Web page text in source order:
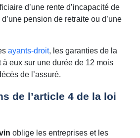
d’une rente d’incapacité de
pension de retraite ou d’une
ayants-droit, les garanties de la
à eux sur une durée de 12 mois
de l’assuré.
de l’article 4 de la loi
oblige les entreprises et les